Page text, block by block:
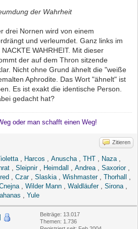
der Wahrheit
drei Nornen wird von einem
und verleumdet. Ganz links im
WAHRHEIT. Mit dieser
der auf dem Thron sitzende
Nicht ohne Grund ähnelt die "weiße
Aphrodite. Das Wort "ähnelt" ist
Es ist exakt die identische Person.
gedacht hat?
oder man schafft einen Weg!
Zitieren
Harcos Anuscha THT Naza
Sleipnir, Heimdall Andrea Saxorior,
Czar, Slaskia Wishmaster, Thorhall
Wilder Mann Waldläufer, Sirona
Yule
Beiträge: 13.017
Themen: 1.736